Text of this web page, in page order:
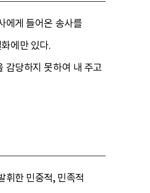
에게 들어온 송사를
에만 있다.
감당하지 못하여 내 주고
휘한 민중적, 민족적